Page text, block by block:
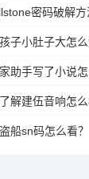
密码破解方
子小肚子大怎
助手写了小说
解建伍音响怎
船sn码怎么看？